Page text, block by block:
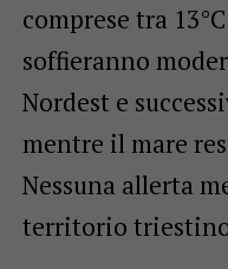
comprese tra
soffieranno
Nordest e
mentre il mare
Nessuna allerta
territorio